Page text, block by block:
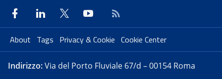
About Tags Privacy & Cookie Cookie Center
Indirizzo:Via del Porto Fluviale 67/d – 00154 Roma